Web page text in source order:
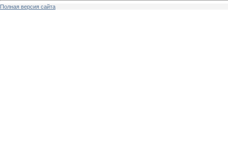
Полная версия сайта